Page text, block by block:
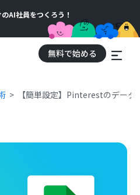
AI社員をつくろう！
無料で始める
【簡単設定】Pinterestのデー